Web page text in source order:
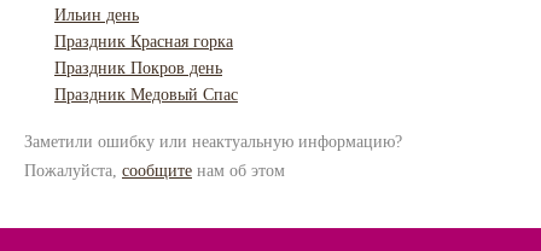
Ильин день
Праздник Красная горка
Праздник Покров день
Праздник Медовый Спас
Заметили ошибку или неактуальную информацию?
Пожалуйста, сообщите нам об этом